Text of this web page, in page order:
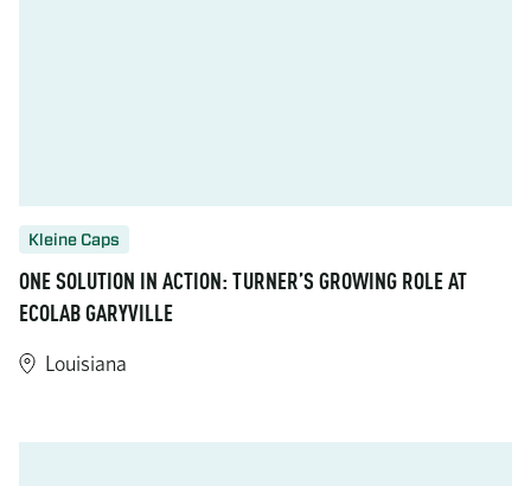
Kleine Caps
ONE SOLUTION IN ACTION: TURNER’S GROWING ROLE AT
ECOLAB GARYVILLE
Louisiana